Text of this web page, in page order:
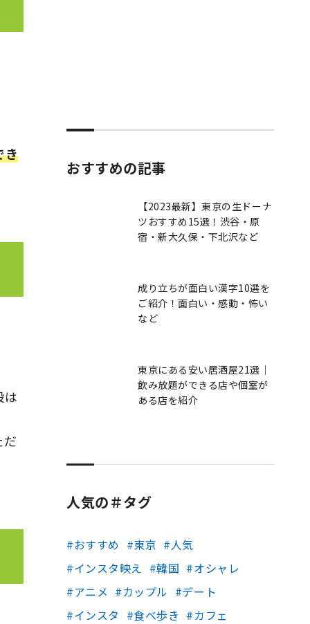
き
は
おすすめの記事
【2023最新】東京の生ドーナ
ツおすすめ15選！渋谷・原
宿・新大久保・下北沢など
成り立ちが面白い漢字10選を
ご紹介！面白い・感動・怖い
など
東京にある安い居酒屋21選｜
飲み放題ができる店や個室が
ある店を紹介
人気の＃タグ
おすすめ 東京
人気
インスタ映え
韓国
オシャレ
アニメ
カップル
デート
インスタ
食べ歩き
カフェ